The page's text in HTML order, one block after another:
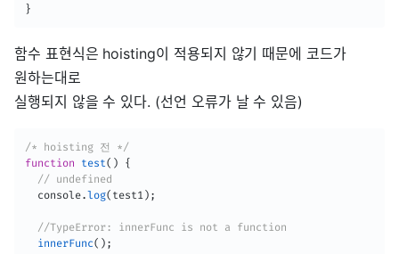
}
함수 표현식은 hoisting이 적용되지 않기 때문에 코드가
원하는대로
실행되지 않을 수 있다. (선언 오류가 날 수 있음)
/* hoisting 전 */
function
test( )
{
// undefined
  console
.log( test1 ) ;
//TypeError: innerFunc is not a function
innerFunc( ) ;